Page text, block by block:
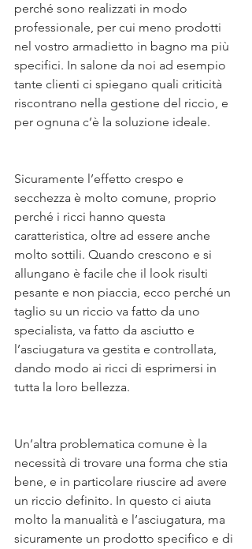
perché sono realizzati in modo
professionale, per cui meno prodotti
nel vostro armadietto in bagno ma più
specifici. In salone da noi ad esempio
tante clienti ci spiegano quali criticità
riscontrano nella gestione del riccio, e
per ognuna c’è la soluzione ideale.
Sicuramente l’effetto crespo e
secchezza è molto comune, proprio
perché i ricci hanno questa
caratteristica, oltre ad essere anche
molto sottili. Quando crescono e si
allungano è facile che il look risulti
pesante e non piaccia, ecco perché un
taglio su un riccio va fatto da uno
specialista, va fatto da asciutto e
l’asciugatura va gestita e controllata,
dando modo ai ricci di esprimersi in
tutta la loro bellezza.
Un’altra problematica comune è la
necessità di trovare una forma che stia
bene, e in particolare riuscire ad avere
un riccio definito. In questo ci aiuta
molto la manualità e l’asciugatura, ma
sicuramente un prodotto specifico e di